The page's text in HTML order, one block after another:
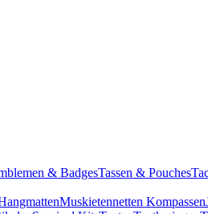
& BadgesTassen & Pouches
Muskietennetten Kompassen